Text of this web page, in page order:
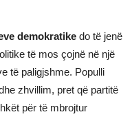
demokratike do të jenë
të mos çojnë në një
të paligjshme. Populli
zhvillim, pret që partitë
për të mbrojtur